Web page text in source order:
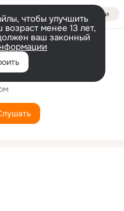
Войти
чтобы улучшить
менее 13 лет,
ваш законный
Godshall